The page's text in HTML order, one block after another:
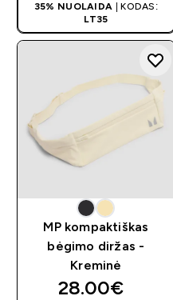
35% NUOLAIDA | KODAS:
LT35
MP kompaktiškas
bėgimo diržas -
Kreminė
28.00€‎